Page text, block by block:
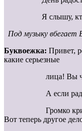
Я слышу, кто-то
Под музыку вбегает
Буквоежка: Привет,
какие серьезные
лица! Вы что,
А если рады,
Громко
Вот теперь другое